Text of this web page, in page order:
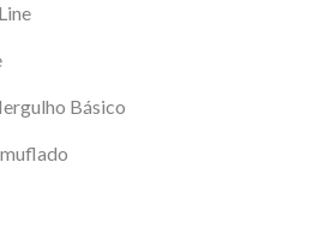
Básico